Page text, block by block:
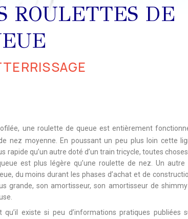
ROULETTES DE
une roulette de queue est entièrement
nez moyenne. En poussant un peu plus loin cette
rapide qu’un autre doté d’un train tricycle, toutes
est plus légère qu’une roulette de nez. Un autre
du moins durant les phases d’achat et de
grande, son amortisseur, son amortisseur de
existe si peu d’informations pratiques publiées